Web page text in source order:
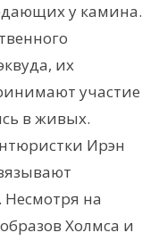
у камина.
их
участие
в живых.
Ирэн
на
Холмса и